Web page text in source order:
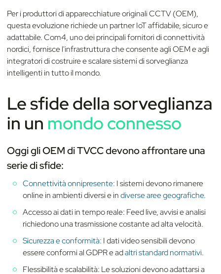
Per i produttori di apparecchiature originali CCTV (OEM),
questa evoluzione richiede un partner IoT affidabile, sicuro e
adattabile. Com4, uno dei principali fornitori di connettività
nordici, fornisce l'infrastruttura che consente agli OEM e agli
integratori di costruire e scalare sistemi di sorveglianza
intelligenti in tutto il mondo.
Le sfide della sorveglianza
in un mondo connesso
Oggi gli OEM di TVCC devono affrontare una
serie di sfide:
Connettività onnipresente: I sistemi devono rimanere
online in ambienti diversi e indiverse aree geografiche.
Accesso ai dati in tempo reale: Feed live, avvisi e analisi
richiedono una trasmissione costante ad alta velocità.
Sicurezza e conformità: I dati video sensibili devono
essere conformi al GDPR e adaltri standard normativi.
Flessibilità e scalabilità: Le soluzioni devono adattarsi a